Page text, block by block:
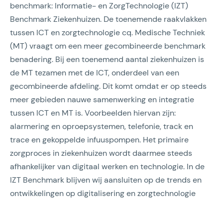
benchmark: Informatie- en ZorgTechnologie (IZT)
Benchmark Ziekenhuizen. De toenemende raakvlakken
tussen ICT en zorgtechnologie cq. Medische Techniek
(MT) vraagt om een meer gecombineerde benchmark
benadering. Bij een toenemend aantal ziekenhuizen is
de MT tezamen met de ICT, onderdeel van een
gecombineerde afdeling. Dit komt omdat er op steeds
meer gebieden nauwe samenwerking en integratie
tussen ICT en MT is. Voorbeelden hiervan zijn:
alarmering en oproepsystemen, telefonie, track en
trace en gekoppelde infuuspompen. Het primaire
zorgproces in ziekenhuizen wordt daarmee steeds
afhankelijker van digitaal werken en technologie. In de
IZT Benchmark blijven wij aansluiten op de trends en
ontwikkelingen op digitalisering en zorgtechnologie